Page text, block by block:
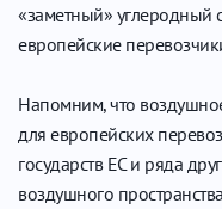
«заметный» углеродный
европейские
Напомним, что
для европейских
государств ЕС и ряда
воздушного